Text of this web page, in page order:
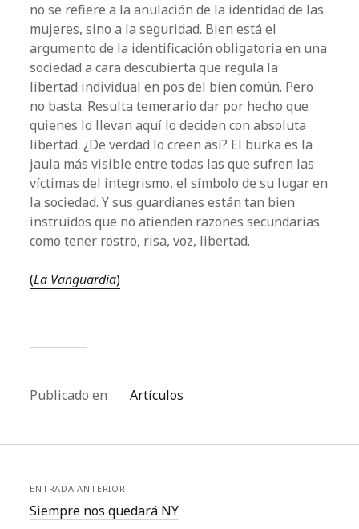
no se refiere a la anulación de la identidad de las
mujeres, sino a la seguridad. Bien está el
argumento de la identificación obligatoria en una
sociedad a cara descubierta que regula la
libertad individual en pos del bien común. Pero
no basta. Resulta temerario dar por hecho que
quienes lo llevan aquí lo deciden con absoluta
libertad. ¿De verdad lo creen así? El burka es la
jaula más visible entre todas las que sufren las
víctimas del integrismo, el símbolo de su lugar en
la sociedad. Y sus guardianes están tan bien
instruidos que no atienden razones secundarias
como tener rostro, risa, voz, libertad.
(La Vanguardia)
Publicado en Artículos
ENTRADA ANTERIOR
Siempre nos quedará NY